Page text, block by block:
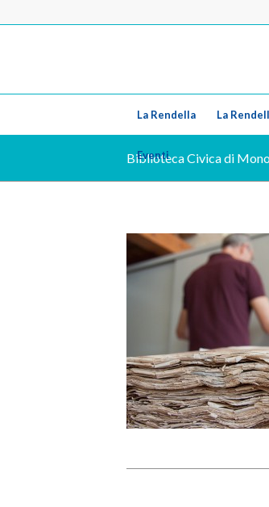
La Rendella La
Eventi
Biblioteca Civica di